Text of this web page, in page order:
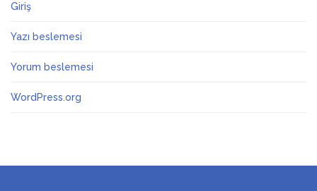
Giriş
Yazı beslemesi
Yorum beslemesi
WordPress.org